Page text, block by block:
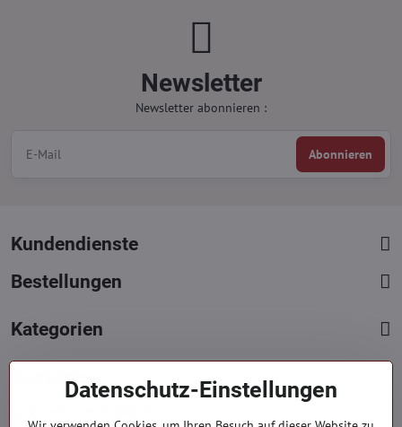
Newsletter
Newsletter abonnieren :
Abonnieren
Kundendienste
Bestellungen
Kategorien
KontakteDatenschutz-Einstellungen